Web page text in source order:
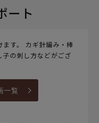
ート
す。 カギ針編み・棒
の刺し方などがござ
一覧